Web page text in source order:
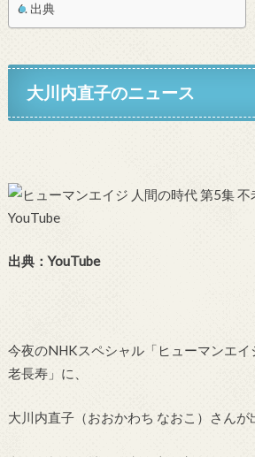
出典
大川内直子のニュース
出典：YouTube
今夜のNHKスペシャル「ヒューマンエイ
老長寿」に、
大川内直子（おおかわち なおこ）さんが